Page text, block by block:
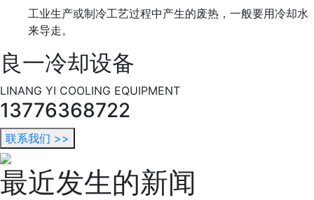
工业生产或制冷工艺过程中产生的废热，一般要用冷却水
来导走。
良一冷却设备
LINANG YI COOLING EQUIPMENT
13776368722
联系我们 >>
最近发生的新闻